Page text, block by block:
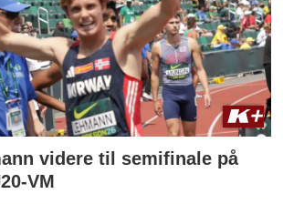
videre til semifinale på
VM